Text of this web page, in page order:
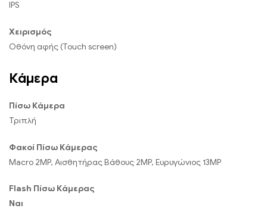
IPS
Χειρισμός
Οθόνη αφής (Touch screen)
Κάμερα
Πίσω Κάμερα
Τριπλή
Φακοί Πίσω Κάμερας
Macro 2MP, Αισθητήρας Βάθους 2MP, Ευρυγώνιος 13MP
Flash Πίσω Κάμερας
Ναι